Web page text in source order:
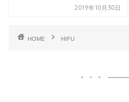
2019年10月30日
HOME HIFU